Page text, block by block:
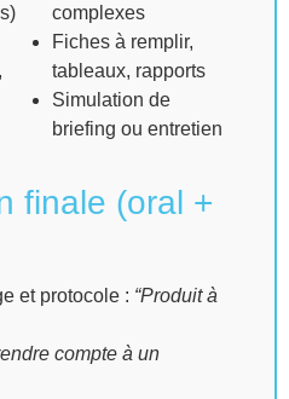
complexes
Fiches à remplir,
tableaux, rapports
Simulation de
briefing ou entretien
finale (oral +
et protocole : “Produit à
compte à un